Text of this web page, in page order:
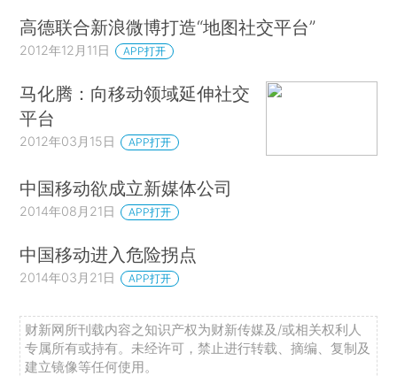
高德联合新浪微博打造“地图社交平台”
2012年12月11日 APP打开
马化腾：向移动领域延伸社交
平台
2012年03月15日 APP打开
中国移动欲成立新媒体公司
2014年08月21日 APP打开
中国移动进入危险拐点
2014年03月21日 APP打开
财新网所刊载内容之知识产权为财新传媒及/或相关权利人
专属所有或持有。未经许可，禁止进行转载、摘编、复制及
建立镜像等任何使用。